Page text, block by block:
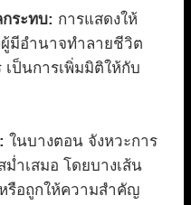
ระทบ: การแสดงให้
มีอำนาจทำลายชีวิต
เป็นการเพิ่มมิติให้กับ
ในบางตอน จังหวะการ
ม่ำเสมอ โดยบางเส้น
หรือถูกให้ความสำคัญ